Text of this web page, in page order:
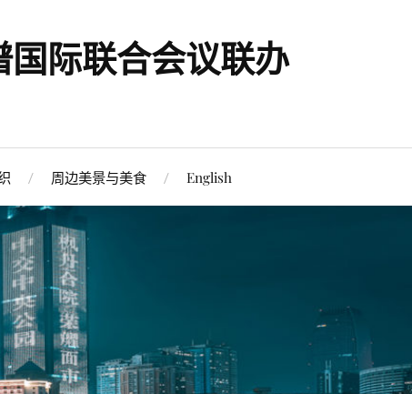
际联合会议联办
周边美景与美食 English